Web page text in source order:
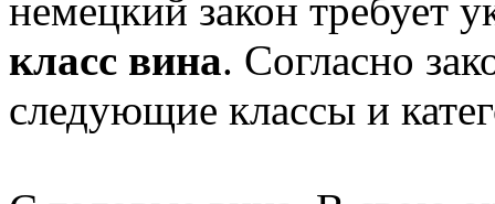
немецкий закон требует
класс вина. Согласно
следующие классы и